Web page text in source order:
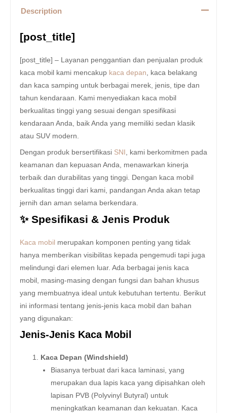
Description
[post_title]
[post_title] – Layanan penggantian dan penjualan produk
kaca mobil kami mencakup kaca depan , kaca belakang
dan kaca samping untuk berbagai merek, jenis, tipe dan
tahun kendaraan. Kami menyediakan kaca mobil
berkualitas tinggi yang sesuai dengan spesifikasi
kendaraan Anda, baik Anda yang memiliki sedan klasik
atau SUV modern.
Dengan produk bersertifikasi SNI
, kami berkomitmen pada
keamanan dan kepuasan Anda, menawarkan kinerja
terbaik dan durabilitas yang tinggi. Dengan kaca mobil
berkualitas tinggi dari kami, pandangan Anda akan tetap
jernih dan aman selama berkendara.
✨ Spesifikasi & Jenis Produk
Kaca mobil merupakan komponen penting yang tidak
hanya memberikan visibilitas kepada pengemudi tapi juga
melindungi dari elemen luar. Ada berbagai jenis kaca
mobil, masing-masing dengan fungsi dan bahan khusus
yang membuatnya ideal untuk kebutuhan tertentu. Berikut
ini informasi tentang jenis-jenis kaca mobil dan bahan
yang digunakan:
Jenis-Jenis Kaca Mobil
Kaca Depan (Windshield)
Biasanya terbuat dari kaca laminasi, yang
merupakan dua lapis kaca yang dipisahkan oleh
lapisan PVB (Polyvinyl Butyral) untuk
meningkatkan keamanan dan kekuatan. Kaca